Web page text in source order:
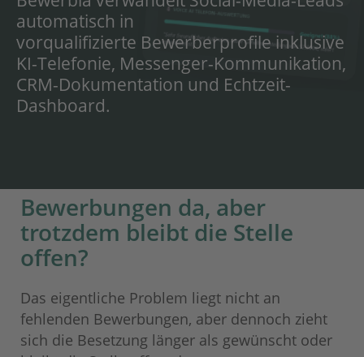
automatisch in
vorqualifizierte Bewerberprofile inklusive
KI-Telefonie, Messenger-Kommunikation,
CRM-Dokumentation und Echtzeit-
Dashboard.
Bewerbungen da, aber
trotzdem bleibt die Stelle
offen?
Das eigentliche Problem liegt nicht an
fehlenden Bewerbungen, aber dennoch zieht
sich die Besetzung länger als gewünscht oder